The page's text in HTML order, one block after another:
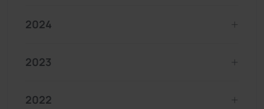
2024
2023
2022